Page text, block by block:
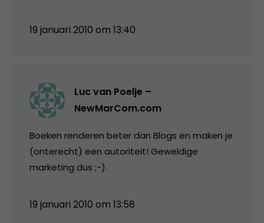
19 januari 2010 om 13:40
Luc van Poelje –
NewMarCom.com
Boeken renderen beter dan Blogs en maken je
(onterecht) een autoriteit! Geweldige
marketing dus ;-).
19 januari 2010 om 13:58